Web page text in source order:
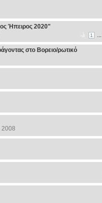
Ήπειρος 2020"
1
στο Βορειο/ρωτικό
2008